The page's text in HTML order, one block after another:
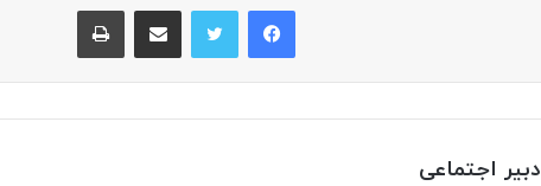
فیس بوک توییتر اشتراک گذاری از طریق ایمیل چاپ
دبیر اجتماعی